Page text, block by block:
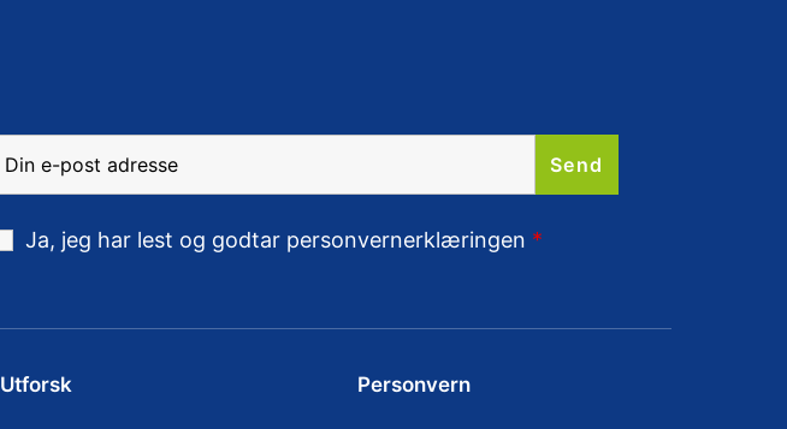
Ja, jeg har lest og godtar personvernerklæringen *
Utforsk Personvern